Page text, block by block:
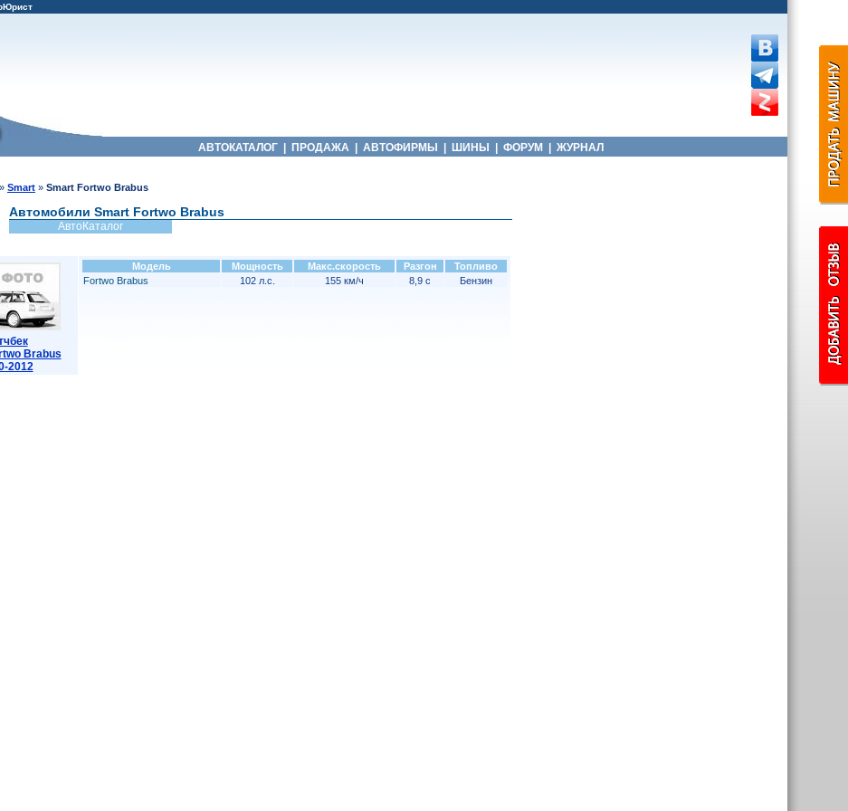
АВТОКАТАЛОГ ПРОДАЖА АВТОФИРМЫ ШИНЫ ФОРУМ ЖУРНАЛ
» Smart » Smart Fortwo Brabus
Автомобили Smart Fortwo Brabus
АвтоКаталог
Brabus
2012
Модель Мощность Макс.скорость Разгон
Топливо
Fortwo Brabus
102 л.с. 155 км/ч 8,9 с Бензин